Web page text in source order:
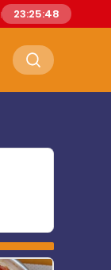
Yenir?
23:25:49